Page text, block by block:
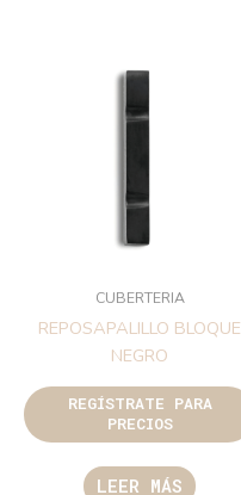
CUBERTERIA
REPOSAPALILLO BLOQUE
NEGRO
REGÍSTRATE PARA
PRECIOS
LEER MÁS